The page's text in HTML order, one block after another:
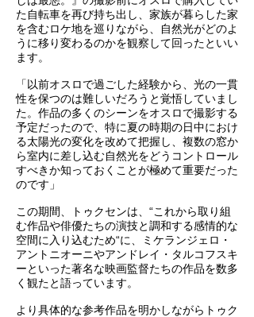
た自転車を再び持ち出し、家族が暮らした家
を含むロケ地を巡りながら、自然光がどのよ
うに移り変わるのかを観察して回ったといい
ます。
「以前オスロで過ごした経験から、光の一貫
性を保つのは難しいだろうと覚悟していまし
た。作品の多くのシーンをオスロで撮影する
予定だったので、特に夏の時期の日中におけ
る太陽光の変化を改めて把握し、複数の窓か
ら室内に差し込む自然光をどうコントロール
すべきか知っておくことが極めて重要だった
のです」
この期間、トゥクセンは、“これから取り組
む作品や俳優たちの演技と調和する感情的な
空間に入り込むため“に、ミケランジェロ・
アントニオーニやアンドレイ・タルコフスキ
ーといった著名な映画監督たちの作品を数多
く観たと語っています。
より具体的な参考作品を明かしながらトゥク